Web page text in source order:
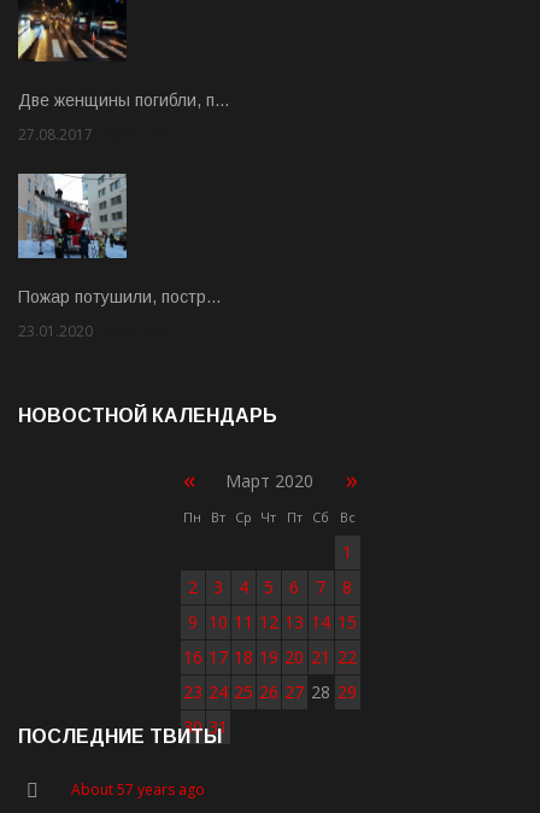
Две женщины погибли, п…
27.08.2017
Пожар потушили, постр…
23.01.2020
НОВОСТНОЙ КАЛЕНДАРЬ
« Март 2020 »
Пн Вт Ср Чт Пт Сб Вс
1
2
3 4 5 6 7
8
9 10 11 12 13 14 15
16 17 18 19 20 21 22
23 24 25 26 27 28 29
30 31
ПОСЛЕДНИЕ ТВИТЫ
About 57 years ago